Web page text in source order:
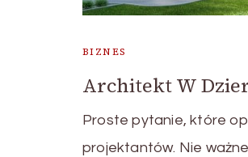
BIZNES
Architekt W
Proste pytanie, które
projektantów. Nie